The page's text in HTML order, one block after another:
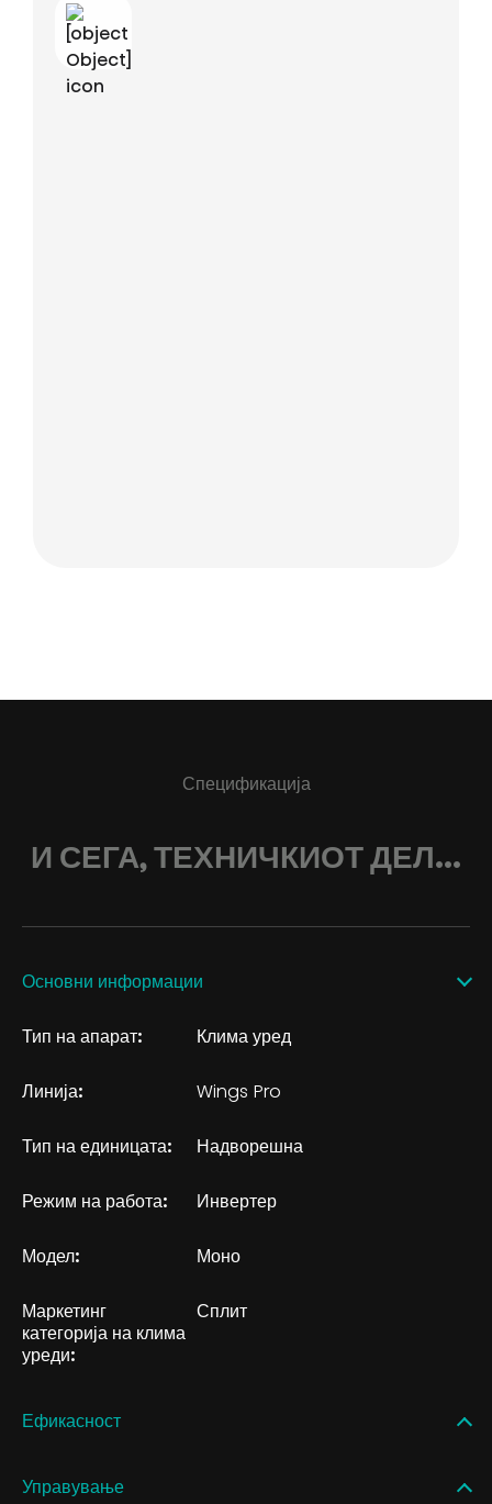
Спецификација
И СЕГА, ТЕХНИЧКИОТ ДЕЛ...
Основни информации
Тип на апарат: Клима уред
Линија: Wings Pro
Тип на единицата: Надворешна
Режим на работа: Инвертер
Модел: Моно
Маркетинг
категорија на клима
уреди:
Сплит
Ефикасност
Управување